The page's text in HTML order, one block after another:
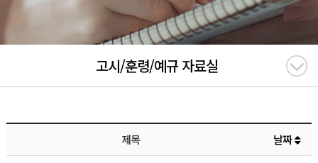
고시/훈령/예규 자료실
제목 날짜